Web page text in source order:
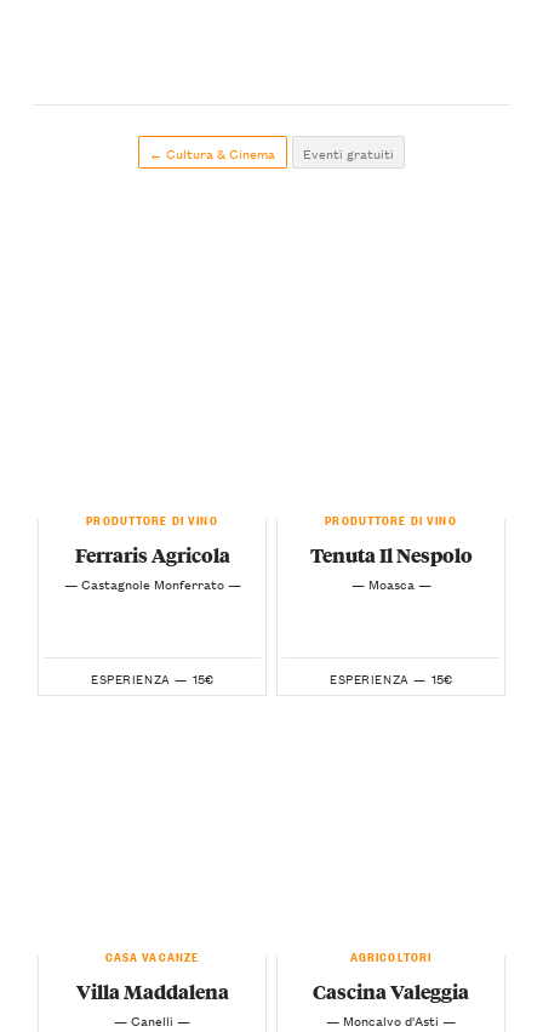
← Cultura & Cinema Eventi gratuiti
PRODUTTORE DI VINO
Ferraris Agricola
— Castagnole Monferrato —
ESPERIENZA — 15€
PRODUTTORE DI VINO
Tenuta Il Nespolo
— Moasca —
ESPERIENZA — 15€
CASA VACANZE
Villa Maddalena
— Canelli —
AGRICOLTORI
Cascina Valeggia
— Moncalvo d'Asti —